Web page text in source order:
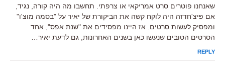
שאנחנו פוטרים סרט אמריקאי או צרפתי. תחשבו מה היה קורה, נגיד,
אם פיצ'חדזה היה לוקח קשה את הביקורת של יאיר על "בסמה מוצ'ו"
ומפסיק לעשות סרטים. אז היינו מפסידים את "שנת אפס", אחד
הסרטים הטובים שנעשו כאן בשנים האחרונות, גם לדעת יאיר…
REPLY